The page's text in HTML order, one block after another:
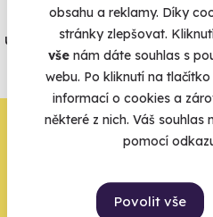
obsahu a reklamy. Díky
stránky zlepšovat.
vše nám dáte souhlas s
webu. Po kliknutí na tlačítko
informací o cookies a
některé z nich. Váš
pomocí
Povolit vše
Jeden nikdy neví. Máme
úrazové pojištění z nabídky
agentur.
Zbývá jeden
zbytek
Váš e-mail je vstupenka do